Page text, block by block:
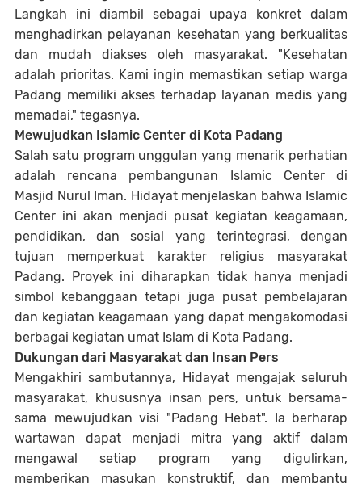
Langkah ini diambil sebagai upaya konkret dalam
menghadirkan pelayanan kesehatan yang berkualitas
dan mudah diakses oleh masyarakat. "Kesehatan
adalah prioritas. Kami ingin memastikan setiap warga
Padang memiliki akses terhadap layanan medis yang
memadai," tegasnya.
Mewujudkan Islamic Center di Kota Padang
Salah satu program unggulan yang menarik perhatian
adalah rencana pembangunan Islamic Center di
Masjid Nurul Iman. Hidayat menjelaskan bahwa Islamic
Center ini akan menjadi pusat kegiatan keagamaan,
pendidikan, dan sosial yang terintegrasi, dengan
tujuan memperkuat karakter religius masyarakat
Padang. Proyek ini diharapkan tidak hanya menjadi
simbol kebanggaan tetapi juga pusat pembelajaran
dan kegiatan keagamaan yang dapat mengakomodasi
berbagai kegiatan umat Islam di Kota Padang.
Dukungan dari Masyarakat dan Insan Pers
Mengakhiri sambutannya, Hidayat mengajak seluruh
masyarakat, khususnya insan pers, untuk bersama-
sama mewujudkan visi "Padang Hebat". Ia berharap
wartawan dapat menjadi mitra yang aktif dalam
mengawal setiap program yang digulirkan,
memberikan masukan konstruktif, dan membantu